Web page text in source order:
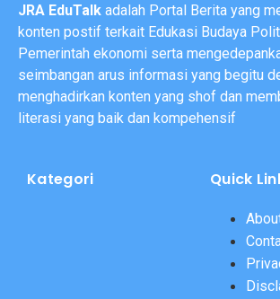
JRA EduTalk adalah Portal Berita yang
konten postif terkait Edukasi Budaya
Pemerintah ekonomi serta
seimbangan arus informasi yang begitu
menghadirkan konten yang shof dan
literasi yang baik dan kompehensif
Kategori Quick